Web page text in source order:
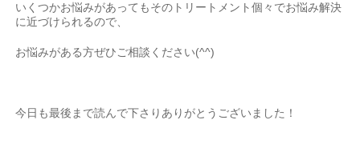
いくつかお悩みがあってもそのトリートメント個々でお悩み解決
に近づけられるので、
お悩みがある方ぜひご相談ください(^^)
今日も最後まで読んで下さりありがとうございました！